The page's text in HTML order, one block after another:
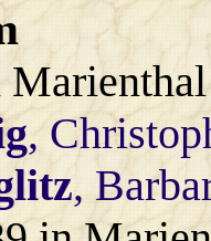
Marienthal
,
,